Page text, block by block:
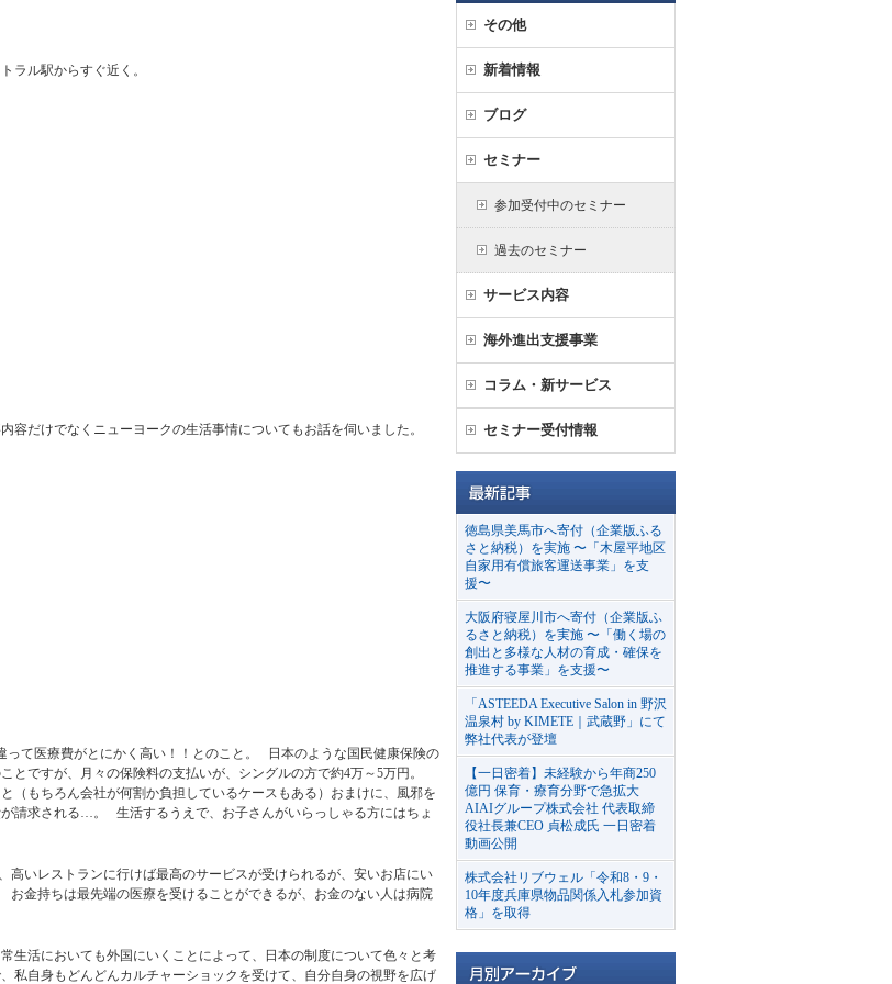
ラル駅からすぐ近く。
だけでなくニューヨークの生活事情についてもお話を伺いました。
って医療費がとにかく高い！！とのこと。 日本のような国民健康保険の
とですが、月々の保険料の支払いが、シングルの方で約4万～5万円。
（もちろん会社が何割か負担しているケースもある）おまけに、風邪を
請求される…。 生活するうえで、お子さんがいらっしゃる方にはちょ
いレストランに行けば最高のサービスが受けられるが、安いお店にい
金持ちは最先端の医療を受けることができるが、お金のない人は病院
生活においても外国にいくことによって、日本の制度について色々と考
私自身もどんどんカルチャーショックを受けて、自分自身の視野を広げ
その他
新着情報
ブログ
セミナー
参加受付中のセミナー
過去のセミナー
サービス内容
海外進出支援事業
コラム・新サービス
セミナー受付情報
徳島県美馬市へ寄付（企業版ふる
さと納税）を実施 〜「木屋平地区
自家用有償旅客運送事業」を支
援〜
大阪府寝屋川市へ寄付（企業版ふ
るさと納税）を実施 〜「働く場の
創出と多様な人材の育成・確保を
推進する事業」を支援〜
「ASTEEDA Executive Salon in 野沢
温泉村 by KIMETE｜武蔵野」にて
弊社代表が登壇
【一日密着】未経験から年商250
億円 保育・療育分野で急拡大
AIAIグループ株式会社 代表取締
役社長兼CEO 貞松成氏 一日密着
動画公開
株式会社リブウェル「令和8・9・
10年度兵庫県物品関係入札参加資
格」を取得